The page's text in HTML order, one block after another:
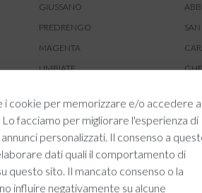
i cookie per memorizzare e/o accedere
facciamo per migliorare l'esperienza di
personalizzati. Il consenso a
dati quali il comportamento di
questo sito. Il mancato consenso o la
influire negativamente su alcune
GIUSSANO
PREDRENGO
MAGENTA
LIMBIATE
BUSNAGO